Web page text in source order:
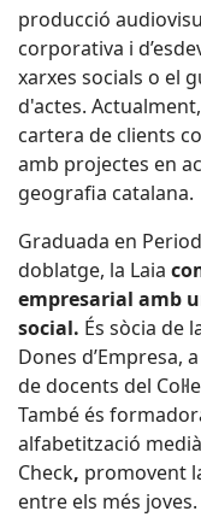
producció
corporativa i
xarxes socials o el
d'actes.
cartera de clients
amb projectes en
geografia catalana.
Graduada en
doblatge, la Laia
empresarial amb
social. És sòcia de
Dones d’Empresa,
de docents del
També és
alfabetització
Check, promovent
entre els més joves.